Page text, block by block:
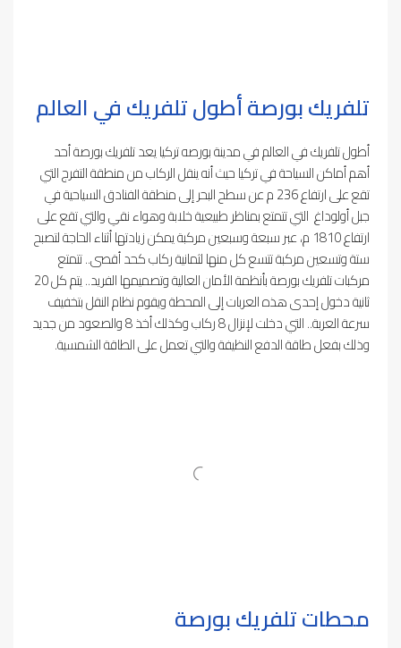
تلفريك بورصة أطول تلفريك في العالم
أطول تلفريك في العالم في مدينة بورصه تركيا يعد تلفريك بورصة أحد
أهم أماكن السياحة في تركيا حيث أنه ينقل الركاب من منطقة التفرج التي
تقع على ارتفاع 236 م عن سطح البحر إلى منطقة الفنادق السياحية في
جبل أولوداغ التي تتمتع بمناظر طبيعية خلابة وهواء نقي والتي تقع على
ارتفاع 1810 م، عبر سبعة وسبعين مركبة يمكن زيادتها أثناء الحاجة لتصبح
ستة وتسعين مركبة تتسع كل منها لثمانية ركاب كحد أقصى.. تتمتع
مركبات تلفريك بورصة بأنظمة الأمان العالية وتصميمها الفريد.. يتم كل 20
ثانية دخول إحدى هذه العربات إلى المحطة ويقوم نظام النقل بتخفيف
سرعة العربة.. التي دخلت لإنزال 8 ركاب وكذلك أخذ 8 والصعود من جديد
وذلك بفعل طاقة الدفع النظيفة والتي تعمل على الطاقة الشمسية.
محطات تلفريك بورصة